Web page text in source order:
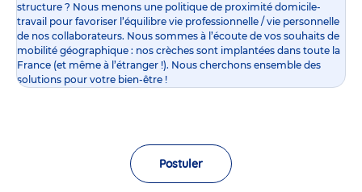
structure ? Nous menons une politique de proximité domicile-
travail pour favoriser l’équilibre vie professionnelle / vie personnelle
de nos collaborateurs. Nous sommes à l’écoute de vos souhaits de
mobilité géographique : nos crèches sont implantées dans toute la
France (et même à l’étranger !). Nous cherchons ensemble des
solutions pour votre bien-être !
Postuler